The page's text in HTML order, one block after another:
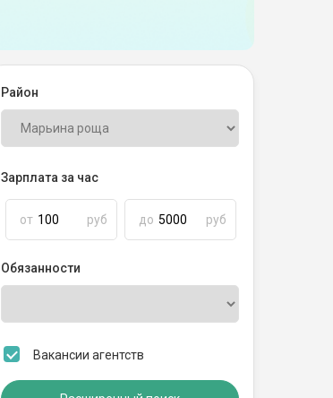
Район
Зарплата за час
от руб до руб
Обязанности
Вакансии агентств